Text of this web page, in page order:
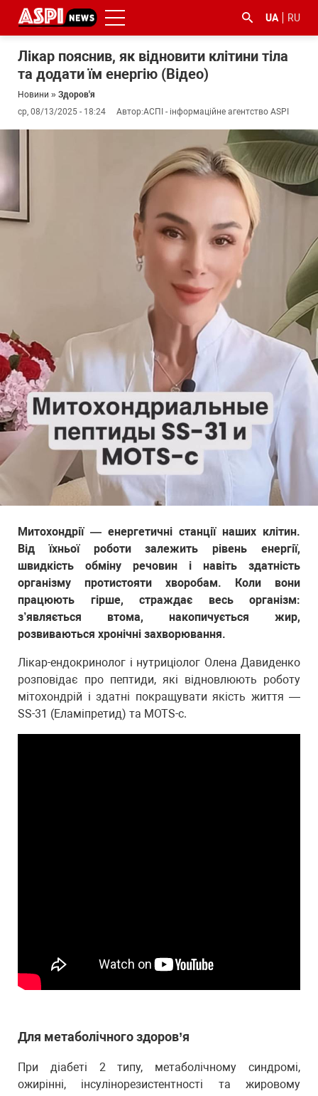
UA RU
Лікар пояснив, як відновити клітини тіла
та додати їм енергію (Відео)
Новини » Здоров'я
ср, 08/13/2025 - 18:24
Автор:АСПІ - інформаційне агентство ASPI
Митохондрії — енергетичні станції наших клітин.
Від їхньої роботи залежить рівень енергії,
швидкість обміну речовин і навіть здатність
організму протистояти хворобам. Коли вони
працюють гірше, страждає весь організм:
з’являється втома, накопичується жир,
розвиваються хронічні захворювання.
Лікар-ендокринолог і нутриціолог Олена Давиденко
розповідає про пептиди, які відновлюють роботу
мітохондрій і здатні покращувати якість життя —
SS-31 (Еламіпретид) та MOTS-c.
Для метаболічного здоров’я
При діабеті 2 типу, метаболічному синдромі,
ожирінні, інсулінорезистентності та жировому
#ООС #Київ #коронавірус